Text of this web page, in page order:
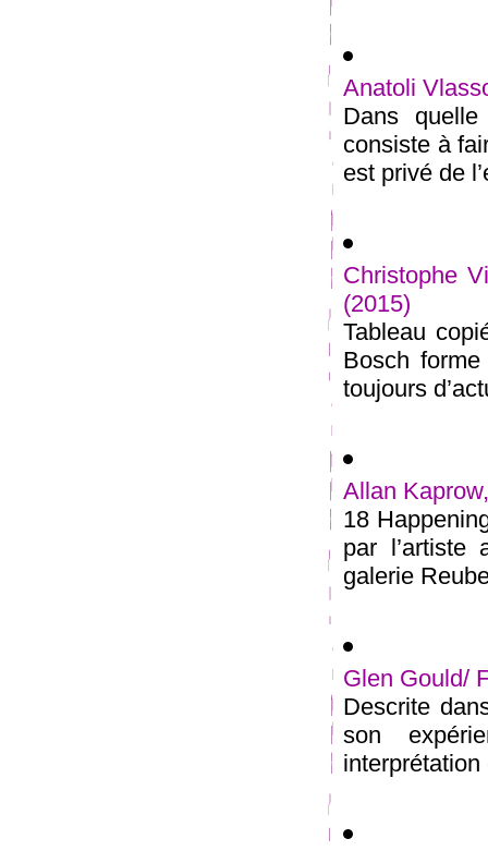
Anatoli
Dans
consiste à
est privé de
Christophe
(2015)
Tableau
Bosch
toujours
Allan
18
par l’artiste
galerie
Glen Gould/
Descrite
son